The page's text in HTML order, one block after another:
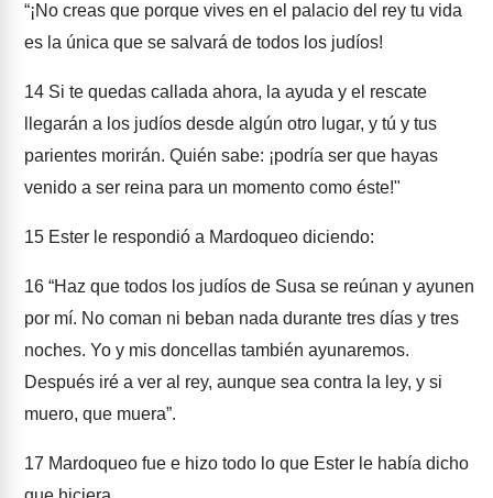
“¡No creas que porque vives en el palacio del rey tu vida
es la única que se salvará de todos los judíos!
14 Si te quedas callada ahora, la ayuda y el rescate
llegarán a los judíos desde algún otro lugar, y tú y tus
parientes morirán. Quién sabe: ¡podría ser que hayas
venido a ser reina para un momento como éste!"
15 Ester le respondió a Mardoqueo diciendo:
16 “Haz que todos los judíos de Susa se reúnan y ayunen
por mí. No coman ni beban nada durante tres días y tres
noches. Yo y mis doncellas también ayunaremos.
Después iré a ver al rey, aunque sea contra la ley, y si
muero, que muera”.
17 Mardoqueo fue e hizo todo lo que Ester le había dicho